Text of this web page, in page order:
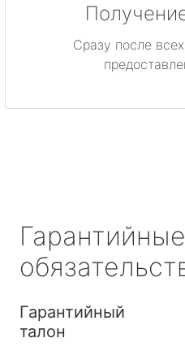
Сразу после
Гарантийные
Гарантийный
талон